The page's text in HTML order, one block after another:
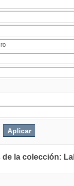
la colección: